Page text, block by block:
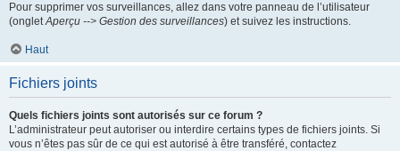
Pour supprimer vos surveillances, allez dans votre panneau de l’utilisateur
(ongletAperçu --> Gestion des surveillances) et suivez les instructions.
Haut
Fichiers joints
Quels fichiers joints sont autorisés sur ce forum ?
L’administrateur peut autoriser ou interdire certains types de fichiers joints. Si
vous n’êtes pas sûr de ce qui est autorisé à être transféré, contactez